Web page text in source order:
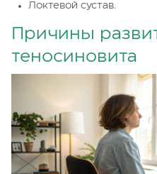
Локтевой сустав.
Причины
теносиновита